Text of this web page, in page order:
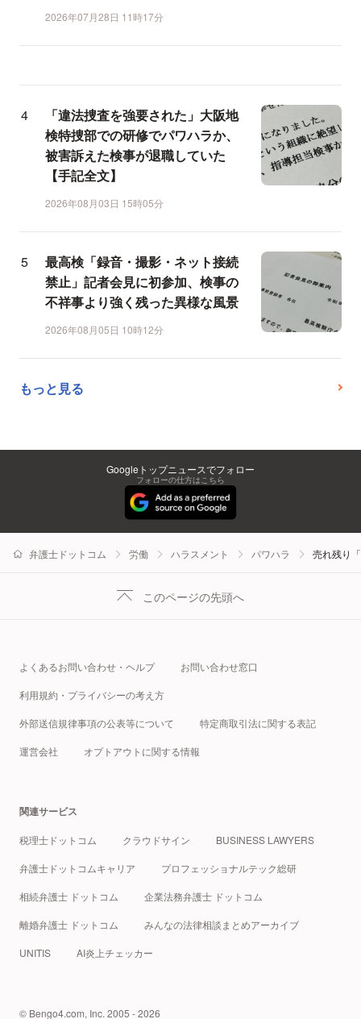
2026年07月28日 11時17分
「違法捜査を強要された」大阪地
検特捜部での研修でパワハラか、
被害訴えた検事が退職していた
【手記全文】
2026年08月03日 15時05分
最高検「録音・撮影・ネット接続
禁止」記者会見に初参加、検事の
不祥事より強く残った異様な風景
2026年08月05日 10時12分
もっと見る
Googleトップニュースでフォロー
フォローの仕方はこちら
弁護士ドットコム 労働 ハラスメント パワハラ 売れ残り
このページの先頭へ
よくあるお問い合わせ・ヘルプ お問い合わせ窓口
利用規約・プライバシーの考え方
外部送信規律事項の公表等について 特定商取引法に関する表記
運営会社 オプトアウトに関する情報
関連サービス
税理士ドットコム クラウドサイン BUSINESS LAWYERS
弁護士ドットコムキャリア プロフェッショナルテック総研
相続弁護士 ドットコム 企業法務弁護士 ドットコム
離婚弁護士 ドットコム みんなの法律相談まとめアーカイブ
UNITIS AI炎上チェッカー
© Bengo4.com, Inc. 2005 - 2026